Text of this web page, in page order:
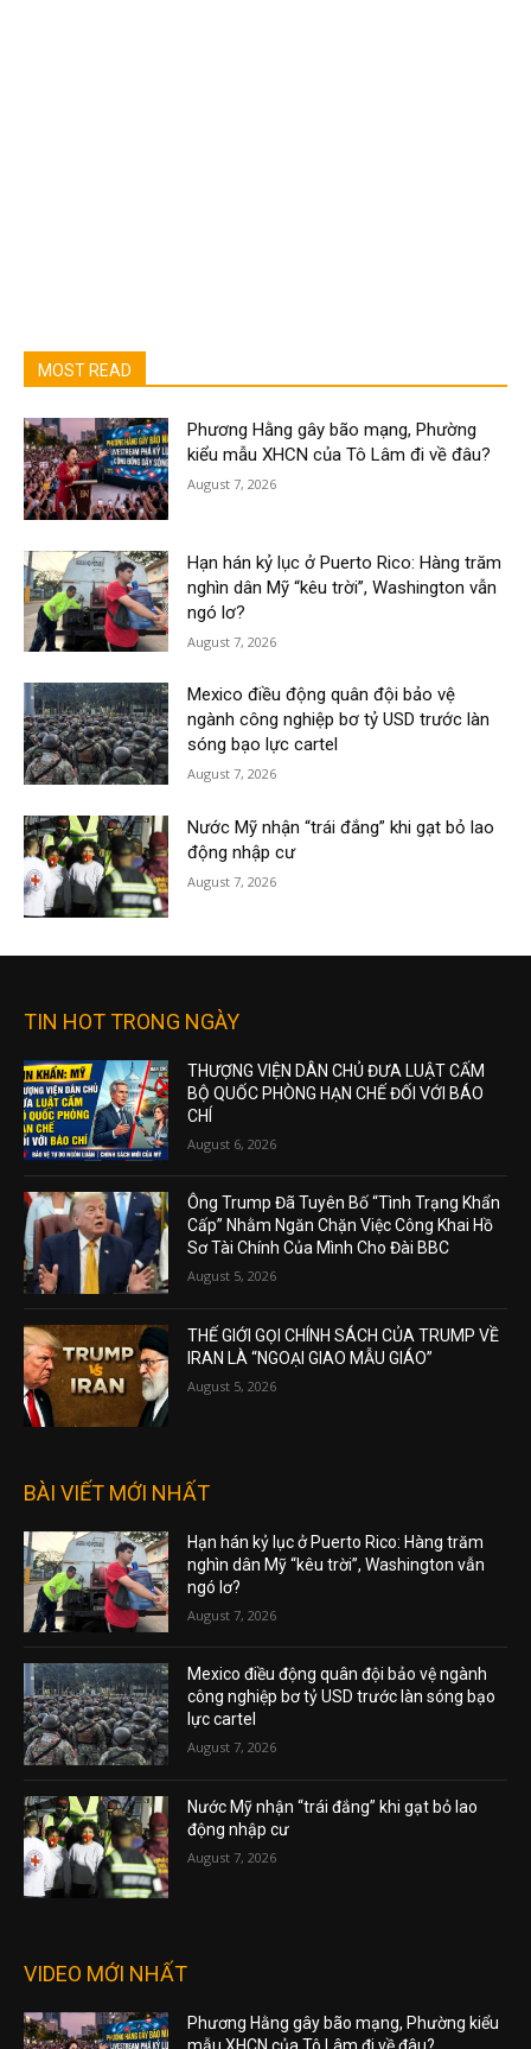
MOST READ
Phương Hằng gây bão mạng, Phường
kiểu mẫu XHCN của Tô Lâm đi về đâu?
August 7, 2026
Hạn hán kỷ lục ở Puerto Rico: Hàng trăm
nghìn dân Mỹ “kêu trời”, Washington vẫn
ngó lơ?
August 7, 2026
Mexico điều động quân đội bảo vệ
ngành công nghiệp bơ tỷ USD trước làn
sóng bạo lực cartel
August 7, 2026
Nước Mỹ nhận “trái đắng” khi gạt bỏ lao
động nhập cư
August 7, 2026
TIN HOT TRONG NGÀY
THƯỢNG VIỆN DÂN CHỦ ĐƯA LUẬT CẤM
BỘ QUỐC PHÒNG HẠN CHẾ ĐỐI VỚI BÁO
CHÍ
August 6, 2026
Ông Trump Đã Tuyên Bố “Tình Trạng Khẩn
Cấp” Nhằm Ngăn Chặn Việc Công Khai Hồ
Sơ Tài Chính Của Mình Cho Đài BBC
August 5, 2026
THẾ GIỚI GỌI CHÍNH SÁCH CỦA TRUMP VỀ
IRAN LÀ “NGOẠI GIAO MẪU GIÁO”
August 5, 2026
BÀI VIẾT MỚI NHẤT
Hạn hán kỷ lục ở Puerto Rico: Hàng trăm
nghìn dân Mỹ “kêu trời”, Washington vẫn
ngó lơ?
August 7, 2026
Mexico điều động quân đội bảo vệ ngành
công nghiệp bơ tỷ USD trước làn sóng bạo
lực cartel
August 7, 2026
Nước Mỹ nhận “trái đắng” khi gạt bỏ lao
động nhập cư
August 7, 2026
VIDEO MỚI NHẤT
Phương Hằng gây bão mạng, Phường kiểu
mẫu XHCN của Tô Lâm đi về đâu?